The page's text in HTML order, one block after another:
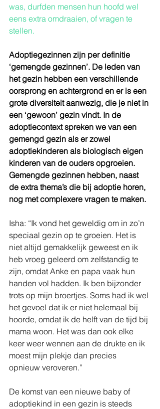
was, durfden mensen hun hoofd wel
eens extra omdraaien, of vragen te
stellen.
Adoptiegezinnen zijn per definitie
‘gemengde gezinnen’. De leden van
het gezin hebben een verschillende
oorsprong en achtergrond en er is een
grote diversiteit aanwezig, die je niet in
een ‘gewoon’ gezin vindt. In de
adoptiecontext spreken we van een
gemengd gezin als er zowel
adoptiekinderen als biologisch eigen
kinderen van de ouders opgroeien.
Gemengde gezinnen hebben, naast
de extra thema’s die bij adoptie horen,
nog met complexere vragen te maken.
Isha: “Ik vond het geweldig om in zo’n
speciaal gezin op te groeien. Het is
niet altijd gemakkelijk geweest en ik
heb vroeg geleerd om zelfstandig te
zijn, omdat Anke en papa vaak hun
handen vol hadden. Ik ben bijzonder
trots op mijn broertjes. Soms had ik wel
het gevoel dat ik er niet helemaal bij
hoorde, omdat ik de helft van de tijd bij
mama woon. Het was dan ook elke
keer weer wennen aan de drukte en ik
moest mijn plekje dan precies
opnieuw veroveren.”
De komst van een nieuwe baby of
adoptiekind in een gezin is steeds